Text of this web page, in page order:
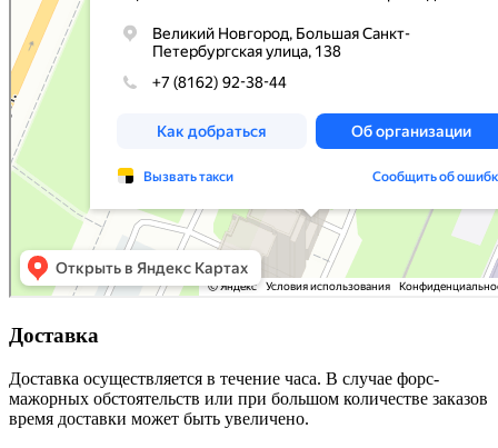
Доставка
Доставка осуществляется в течение часа. В случае форс-
мажорных обстоятельств или при большом количестве заказов
время доставки может быть увеличено.